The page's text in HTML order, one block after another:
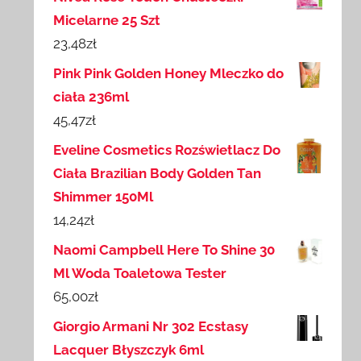
Micelarne 25 Szt
23,48zł
Pink Pink Golden Honey Mleczko do
ciała 236ml
45,47zł
Eveline Cosmetics Rozświetlacz Do
Ciała Brazilian Body Golden Tan
Shimmer 150Ml
14,24zł
Naomi Campbell Here To Shine 30
Ml Woda Toaletowa Tester
65,00zł
Giorgio Armani Nr 302 Ecstasy
Lacquer Błyszczyk 6ml